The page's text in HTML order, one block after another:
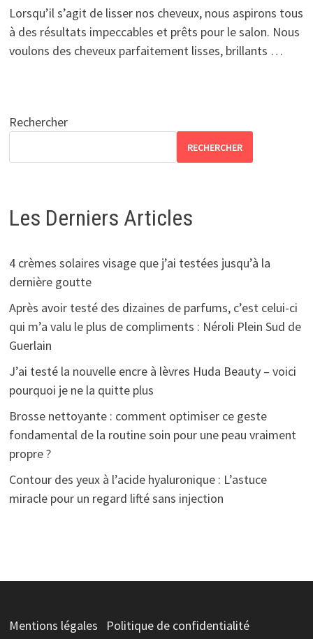
Lorsqu’il s’agit de lisser nos cheveux, nous aspirons tous
à des résultats impeccables et prêts pour le salon. Nous
voulons des cheveux parfaitement lisses, brillants …
Rechercher
RECHERCHER
Les Derniers Articles
4 crèmes solaires visage que j’ai testées jusqu’à la
dernière goutte
Après avoir testé des dizaines de parfums, c’est celui-ci
qui m’a valu le plus de compliments : Néroli Plein Sud de
Guerlain
J’ai testé la nouvelle encre à lèvres Huda Beauty – voici
pourquoi je ne la quitte plus
Brosse nettoyante : comment optimiser ce geste
fondamental de la routine soin pour une peau vraiment
propre ?
Contour des yeux à l’acide hyaluronique : L’astuce
miracle pour un regard lifté sans injection
Mentions légales Politique de confidentialité